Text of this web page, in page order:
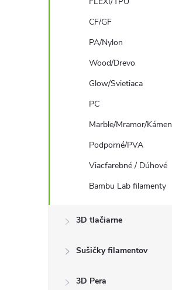
CF/GF
PA/Nylon
Wood/Drevo
Glow/Svietiaca
PC
Marble/Mramor/Kámen
Podporné/PVA
Viacfarebné / Dúhové
Bambu Lab filamenty
3D tlačiarne
Sušičky filamentov
3D Pera